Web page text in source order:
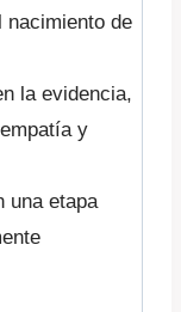
nacimiento de
la evidencia,
y
una etapa